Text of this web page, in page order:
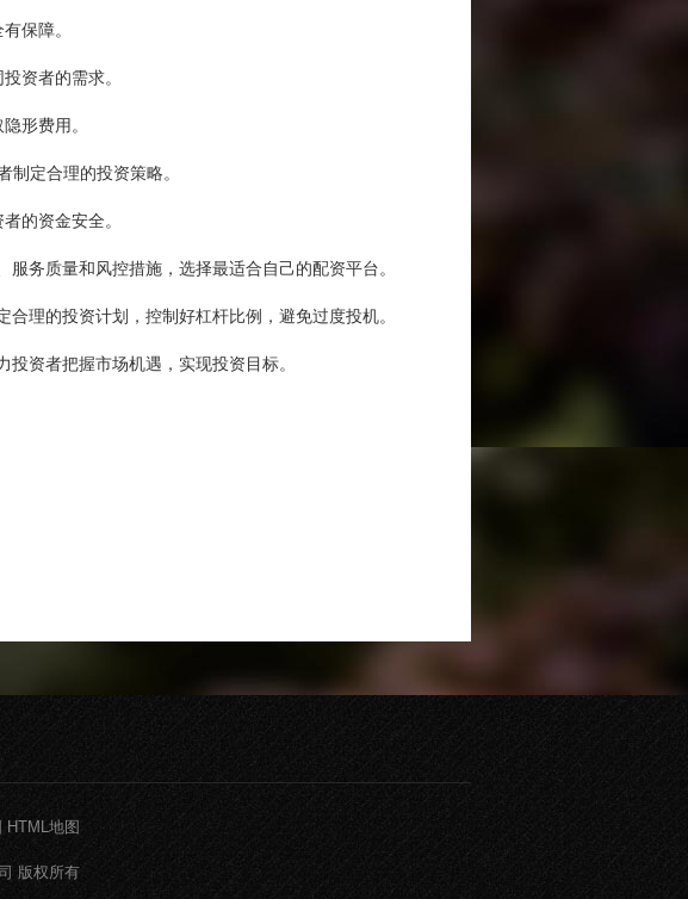
保障。
资者的需求。
形费用。
定合理的投资策略。
的资金安全。
务质量和风控措施，选择最适合自己的配资平台。
理的投资计划，控制好杠杆比例，避免过度投机。
资者把握市场机遇，实现投资目标。
HTML地图
版权所有